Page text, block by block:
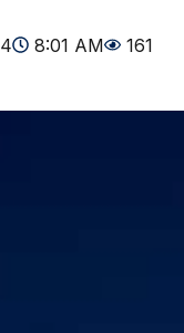
8:01 AM 161